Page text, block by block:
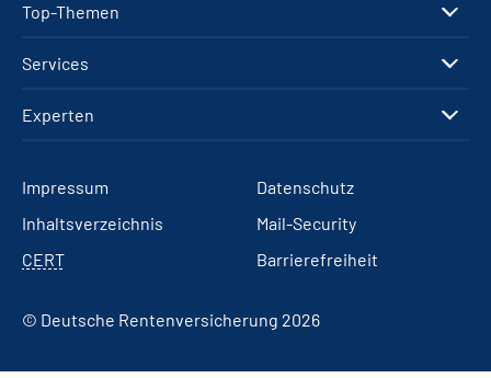
Top-Themen
Services
Experten
Impressum
Datenschutz
Inhaltsverzeichnis
Mail-Security
CERT
Barrierefreiheit
© Deutsche Rentenversicherung 2026